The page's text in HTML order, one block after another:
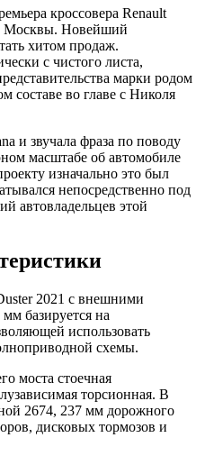
кроссовера Renault
Москвы. Новейший
хитом продаж.
с чистого листа,
марки родом
составе во главе с Николя
и звучала фраза по поводу
масштабе об автомобиле
изначально это был
непосредственно под
автовладельцев этой
2021 с внешними
базируется на
использовать
схемы.
моста стоечная
торсионная. В
2674, 237 мм дорожного
дисковых тормозов и